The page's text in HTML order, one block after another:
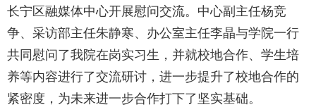
长宁区融媒体中心开展慰问交流。中心副主任杨竞
争、采访部主任朱静寒、办公室主任李晶与学院一行
共同慰问了我院在岗实习生，并就校地合作、学生培
养等内容进行了交流研讨，进一步提升了校地合作的
紧密度，为未来进一步合作打下了坚实基础。